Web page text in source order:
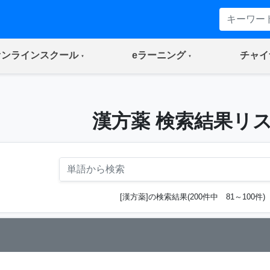
ンラインスクール(current) eラーニング(current) チャ
漢方薬 検索結果リ
[漢方薬]の検索結果(200件中 81～100件)